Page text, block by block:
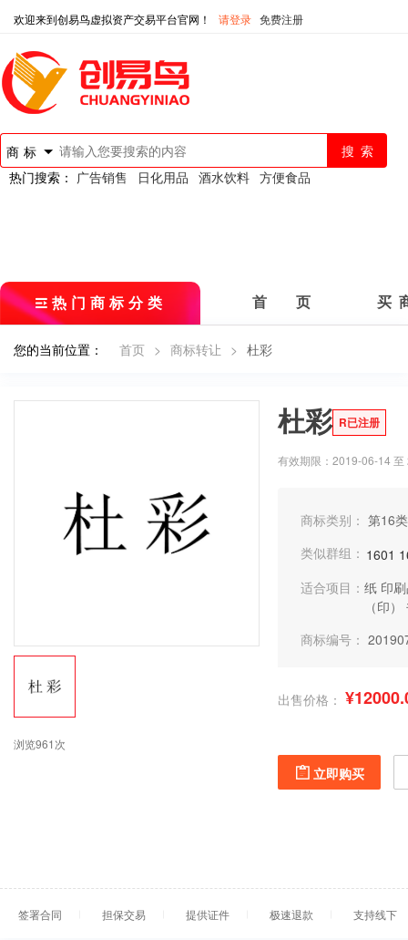
欢迎来到创易鸟虚拟资产交易平台官网！ 请登录 免费注册
商标
热门搜索： 广告销售 日化用品 酒水饮料 方便食品
热门商标分类 首 页 买
您的当前位置： 首页 > 商标转让 > 杜彩
浏览961次
杜彩 R已注册
有效期限：2019-06-14
商标类别： 第16
类似群组： 1601
适合项目： 纸 印
（印）
商标编号：
出售价格：
立即购买
签署合同 担保交易 提供证件 极速退款 支持线下